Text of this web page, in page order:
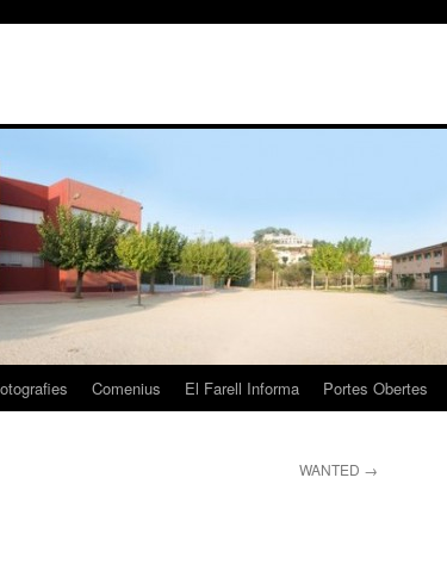
Comenius El Farell Informa Portes Obertes
WANTED →